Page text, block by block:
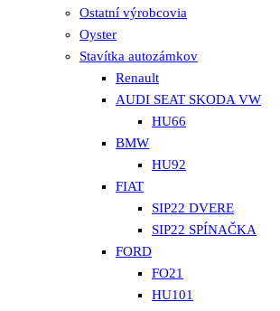
Ostatní výrobcovia
Oyster
Stavítka autozámkov
Renault
AUDI SEAT SKODA VW
HU66
BMW
HU92
FIAT
SIP22 DVERE
SIP22 SPÍNAČKA
FORD
FO21
HU101